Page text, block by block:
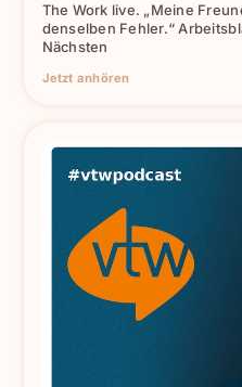
The Work live. „Meine
denselben Fehler.“
Nächsten
Jetzt anhören